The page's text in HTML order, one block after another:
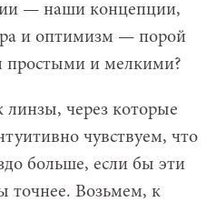
— наши концепции,
и оптимизм — порой
простыми и мелкими?
через которые
чувствуем, что
больше, если бы эти
точнее. Возьмем, к